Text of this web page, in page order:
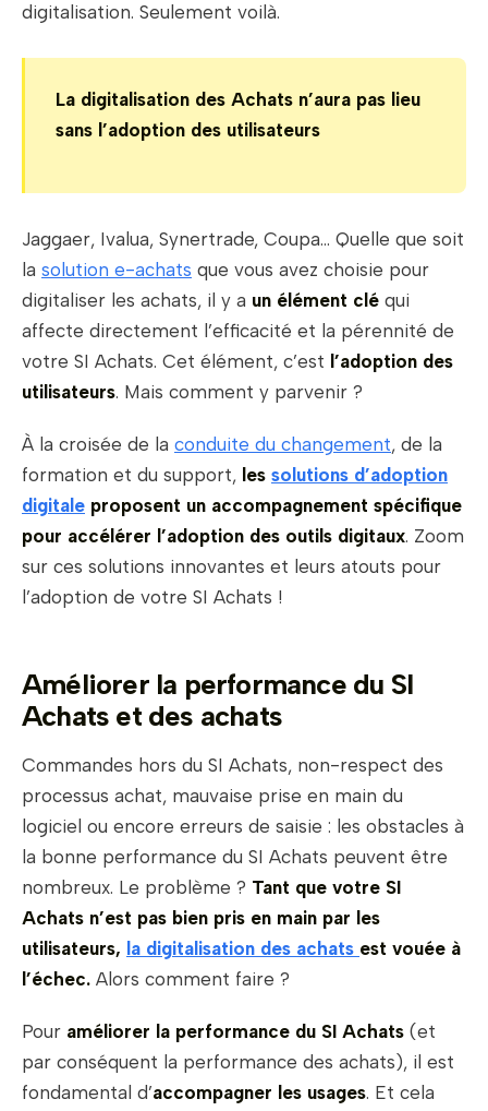
digitalisation. Seulement voilà.
La digitalisation des Achats n’aura pas lieu
sans l’adoption des utilisateurs
Jaggaer, Ivalua, Synertrade, Coupa… Quelle que soit
la solution e-achats que vous avez choisie pour
digitaliser les achats, il y a un élément clé qui
affecte directement l’efficacité et la pérennité de
votre SI Achats. Cet élément, c’est l’adoption des
utilisateurs. Mais comment y parvenir ?
À la croisée de la conduite du changement, de la
formation et du support, les solutions d’adoption
digitale proposent un accompagnement spécifique
pour accélérer l’adoption des outils digitaux. Zoom
sur ces solutions innovantes et leurs atouts pour
l’adoption de votre SI Achats !
Améliorer la performance du SI
Achats et des achats
Commandes hors du SI Achats, non-respect des
processus achat, mauvaise prise en main du
logiciel ou encore erreurs de saisie : les obstacles à
la bonne performance du SI Achats peuvent être
nombreux. Le problème ? Tant que votre SI
Achats n’est pas bien pris en main par les
utilisateurs, la digitalisation des achats est vouée à
l’échec. Alors comment faire ?
Pour améliorer la performance du SI Achats (et
par conséquent la performance des achats), il est
fondamental d’accompagner les usages. Et cela